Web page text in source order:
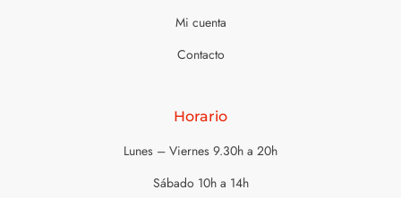
Mi cuenta
Contacto
Horario
Lunes – Viernes 9.30h a 20h
Sábado 10h a 14h